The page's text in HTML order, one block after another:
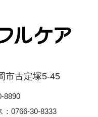
市古定塚5-45
8890
：0766-30-8333